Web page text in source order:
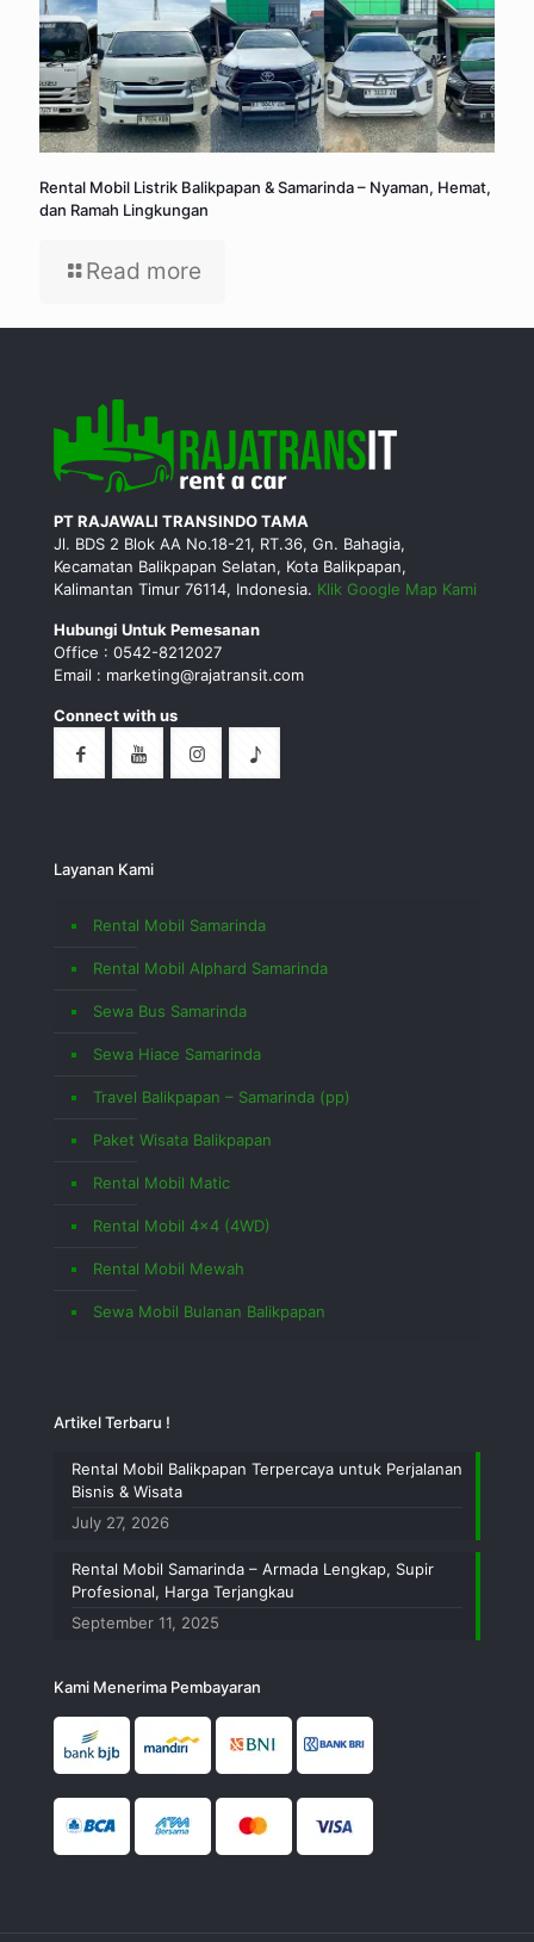
Rental Mobil Listrik Balikpapan & Samarinda – Nyaman, Hemat,
dan Ramah Lingkungan
Read more
PT RAJAWALI TRANSINDO TAMA
Jl. BDS 2 Blok AA No.18-21, RT.36, Gn. Bahagia,
Kecamatan Balikpapan Selatan, Kota Balikpapan,
Kalimantan Timur 76114, Indonesia. Klik Google Map Kami
Hubungi Untuk Pemesanan
Office : 0542-8212027
Email : marketing@rajatransit.com
Connect with us
Layanan Kami
Rental Mobil Samarinda
Rental Mobil Alphard Samarinda
Sewa Bus Samarinda
Sewa Hiace Samarinda
Travel Balikpapan – Samarinda (pp)
Paket Wisata Balikpapan
Rental Mobil Matic
Rental Mobil 4×4 (4WD)
Rental Mobil Mewah
Sewa Mobil Bulanan Balikpapan
Artikel Terbaru !
Rental Mobil Balikpapan Terpercaya untuk Perjalanan
Bisnis & Wisata
July 27, 2026
Rental Mobil Samarinda – Armada Lengkap, Supir
Profesional, Harga Terjangkau
September 11, 2025
Kami Menerima Pembayaran